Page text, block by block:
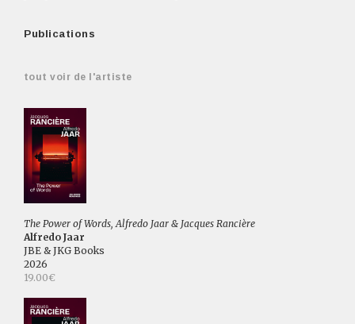
Publications
tout voir de l'artiste
The Power of Words, Alfredo Jaar & Jacques Rancière
Alfredo Jaar
JBE & JKG Books
2026
19.00€